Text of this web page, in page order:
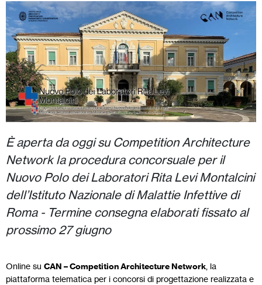
È aperta da oggi su Competition Architecture
Network la procedura concorsuale per il
Nuovo Polo dei Laboratori Rita Levi Montalcini
dell’Istituto Nazionale di Malattie Infettive di
Roma - Termine consegna elaborati fissato al
prossimo 27 giugno
Online su CAN – Competition Architecture Network , la
piattaforma telematica per i concorsi di progettazione realizzata e